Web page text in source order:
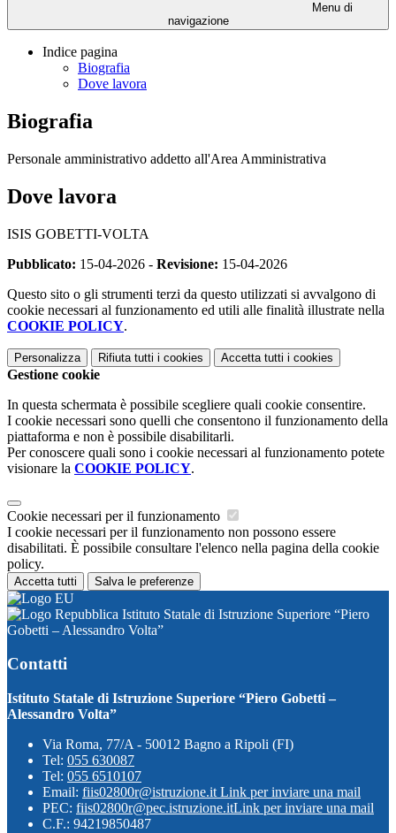
Menu di
navigazione
Indice pagina
Biografia
Dove lavora
Biografia
Personale amministrativo addetto all'Area Amministrativa
Dove lavora
ISIS GOBETTI-VOLTA
Pubblicato: 15-04-2026 - Revisione: 15-04-2026
Questo sito o gli strumenti terzi da questo utilizzati si avvalgono di
cookie necessari al funzionamento ed utili alle finalità illustrate nella
COOKIE POLICY.
Personalizza Rifiuta tutti i cookies Accetta tutti i cookies
Gestione cookie
In questa schermata è possibile scegliere quali cookie consentire.
I cookie necessari sono quelli che consentono il funzionamento della
piattaforma e non è possibile disabilitarli.
Per conoscere quali sono i cookie necessari al funzionamento potete
visionare la COOKIE POLICY.
Cookie necessari per il funzionamento
I cookie necessari per il funzionamento non possono essere
disabilitati. È possibile consultare l'elenco nella pagina della cookie
policy.
Accetta tutti Salva le preferenze
Istituto Statale di Istruzione Superiore “Piero
Gobetti – Alessandro Volta”
Contatti
Istituto Statale di Istruzione Superiore “Piero Gobetti –
Alessandro Volta”
Via Roma, 77/A - 50012 Bagno a Ripoli (FI)
Tel: 055 630087
Tel: 055 6510107
Email: fiis02800r@istruzione.it Link per inviare una mail
PEC: fiis02800r@pec.istruzione.itLink per inviare una mail
C.F.: 94219850487